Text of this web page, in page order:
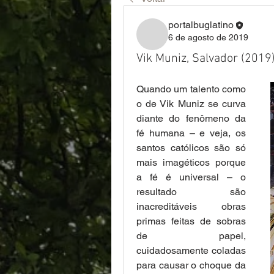
portalbuglatino
6 de agosto de 2019
Vik Muniz, Salvador
Quando um talento como
o de Vik Muniz se curva
diante do fenômeno da
fé humana – e veja, os
santos católicos são só
mais imagéticos porque
a fé é universal – o
resultado são
inacreditáveis obras
primas feitas de sobras
de papel,
cuidadosamente coladas
para causar o choque da